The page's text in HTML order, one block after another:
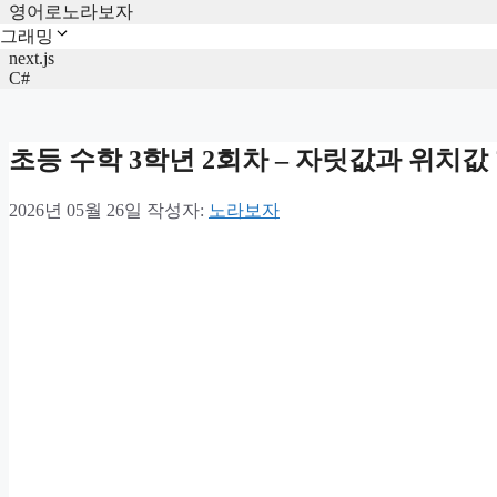
영어로노라보자
래밍
next.js
C#
초등 수학 3학년 2회차 – 자릿값과 위치값
2026년 05월 26일 작성자: 노라보자